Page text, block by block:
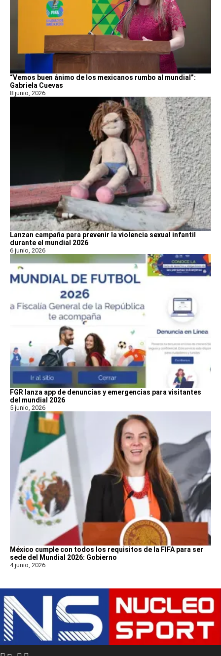
“Vemos buen ánimo de los mexicanos rumbo al mundial”:
Gabriela Cuevas
8 junio, 2026
Lanzan campaña para prevenir la violencia sexual infantil
durante el mundial 2026
6 junio, 2026
FGR lanza app de denuncias y emergencias para visitantes
del mundial 2026
5 junio, 2026
México cumple con todos los requisitos de la FIFA para ser
sede del Mundial 2026: Gobierno
4 junio, 2026